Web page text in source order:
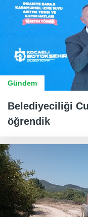
Gündem
Belediyeciliği
öğrendik